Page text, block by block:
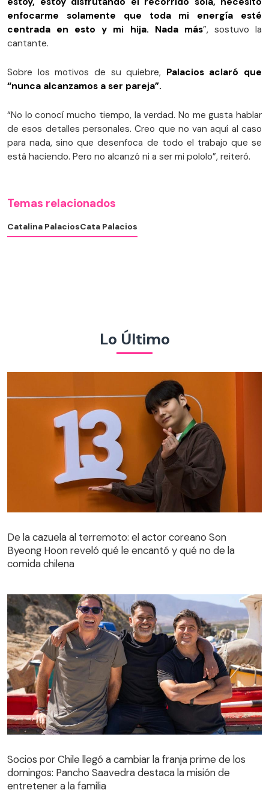
enfocarme solamente que toda mi energía esté
centrada en esto y mi hija. Nada más”, sostuvo la
cantante.
Sobre los motivos de su quiebre, Palacios aclaró que
“nunca alcanzamos a ser pareja”.
“No lo conocí mucho tiempo, la verdad. No me gusta hablar
de esos detalles personales. Creo que no van aquí al caso
para nada, sino que desenfoca de todo el trabajo que se
está haciendo. Pero no alcanzó ni a ser mi pololo”, reiteró.
Temas relacionados
Catalina PalaciosCata Palacios
Lo Último
De la cazuela al terremoto: el actor coreano Son
Byeong Hoon reveló qué le encantó y qué no de la
comida chilena
Socios por Chile llegó a cambiar la franja prime de los
domingos: Pancho Saavedra destaca la misión de
entretener a la familia